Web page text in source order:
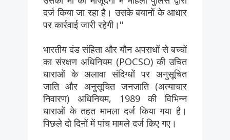
दर्ज किया जा रहा है। उसके बयानों के आधार
पर कार्रवाई जारी रहेगी।''
भारतीय दंड संहिता और यौन अपराधों से बच्चों
का संरक्षण अधिनियम (POCSO) की उचित
धाराओं के अलावा संदिग्धों पर अनुसूचित
जाति और अनुसूचित जनजाति (अत्याचार
निवारण) अधिनियम, 1989 की विभिन्न
धाराओं के तहत मामला दर्ज किया गया है।
पिछले दो दिनों में पांच मामले दर्ज किए गए।